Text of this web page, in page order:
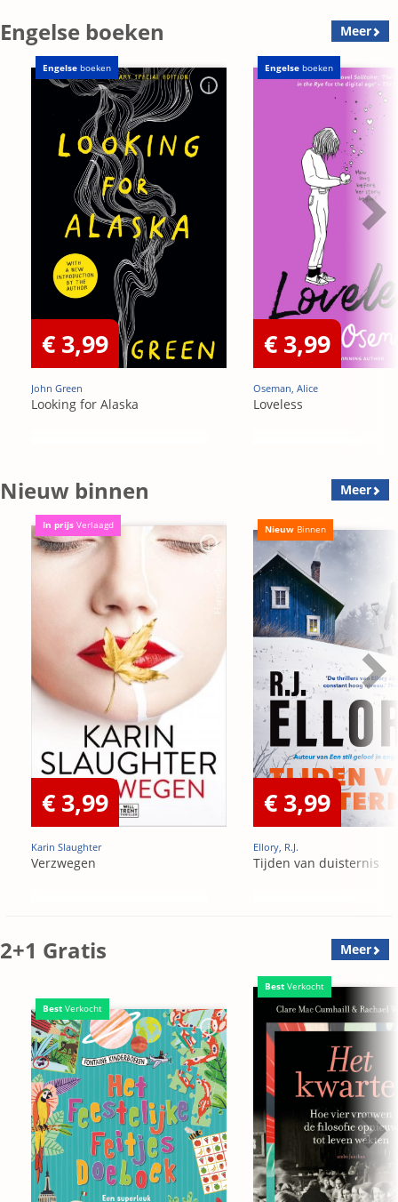
Engelse boeken Meer
Engelse boeken
€ 3,99
John Green
Looking for Alaska
Engelse boeken
€ 3,99
Oseman, Alice
Loveless
Nieuw binnen Meer
In prijs Verlaagd
€ 3,99
Karin Slaughter
Verzwegen
Nieuw Binnen
€ 3,99
Ellory, R.J.
Tijden van duisternis
2+1 Gratis Meer
Best Verkocht
Best Verkocht